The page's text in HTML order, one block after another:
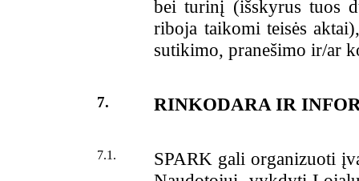
bei turinį (išskyrus tuos
riboja taikomi teisės
sutikimo, pranešimo ir/ar
7. RINKODARA IR
7.1.
SPARK gali organizuoti